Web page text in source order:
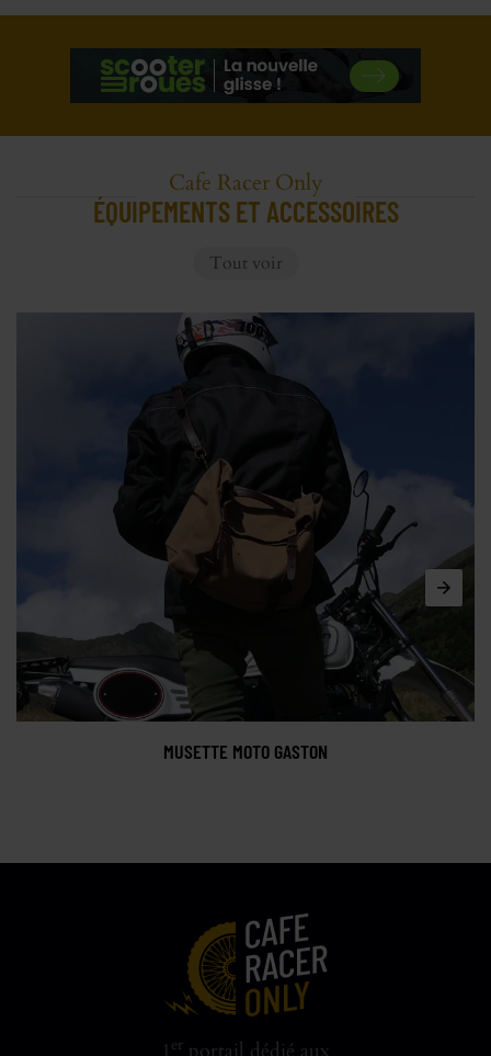
Cafe Racer Only
ÉQUIPEMENTS ET ACCESSOIRES
Tout voir
MUSETTE MOTO GASTON
er